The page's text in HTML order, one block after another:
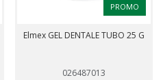
PROMO
Elmex GEL DENTALE TUBO 25 G
026487013